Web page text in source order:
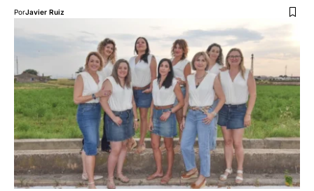
PorJavier Ruiz